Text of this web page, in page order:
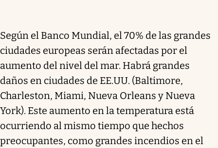
Según el Banco Mundial, el 70% de las grandes
ciudades europeas serán afectadas por el
aumento del nivel del mar. Habrá grandes
daños en ciudades de EE.UU. (Baltimore,
Charleston, Miami, Nueva Orleans y Nueva
York). Este aumento en la temperatura está
ocurriendo al mismo tiempo que hechos
preocupantes, como grandes incendios en el